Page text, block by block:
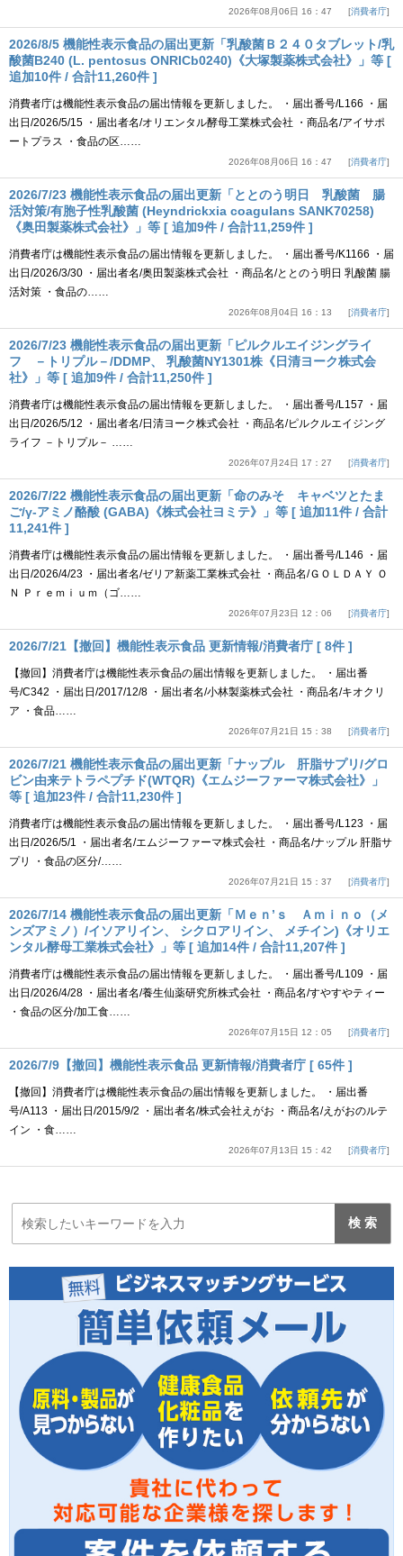
2026年08月06日 16：47 消費者庁
2026/8/5 機能性表示食品の届出更新「乳酸菌Ｂ２４０タブレット/乳
酸菌B240 (L. pentosus ONRICb0240)《大塚製薬株式会社》」等 [
追加10件 / 合計11,260件 ]
消費者庁は機能性表示食品の届出情報を更新しました。 ・届出番号/L166 ・届
出日/2026/5/15 ・届出者名/オリエンタル酵母工業株式会社 ・商品名/アイサポ
ートプラス ・食品の区……
2026年08月06日 16：47 消費者庁
2026/7/23 機能性表示食品の届出更新「ととのう明日 乳酸菌 腸
活対策/有胞子性乳酸菌 (Heyndrickxia coagulans SANK70258)
《奥田製薬株式会社》」等 [ 追加9件 / 合計11,259件 ]
消費者庁は機能性表示食品の届出情報を更新しました。 ・届出番号/K1166 ・届
出日/2026/3/30 ・届出者名/奥田製薬株式会社 ・商品名/ととのう明日 乳酸菌 腸
活対策 ・食品の……
2026年08月04日 16：13 消費者庁
2026/7/23 機能性表示食品の届出更新「ピルクルエイジングライ
フ －トリプル－/DDMP、 乳酸菌NY1301株《日清ヨーク株式会
社》」等 [ 追加9件 / 合計11,250件 ]
消費者庁は機能性表示食品の届出情報を更新しました。 ・届出番号/L157 ・届
出日/2026/5/12 ・届出者名/日清ヨーク株式会社 ・商品名/ピルクルエイジング
ライフ －トリプル－ ……
2026年07月24日 17：27 消費者庁
2026/7/22 機能性表示食品の届出更新「命のみそ キャベツとたま
ご/γ-アミノ酪酸 (GABA)《株式会社ヨミテ》」等 [ 追加11件 / 合計
11,241件 ]
消費者庁は機能性表示食品の届出情報を更新しました。 ・届出番号/L146 ・届
出日/2026/4/23 ・届出者名/ゼリア新薬工業株式会社 ・商品名/ＧＯＬＤＡＹ Ｏ
Ｎ Ｐｒｅｍｉｕｍ（ゴ……
2026年07月23日 12：06 消費者庁
2026/7/21【撤回】機能性表示食品 更新情報/消費者庁 [ 8件 ]
【撤回】消費者庁は機能性表示食品の届出情報を更新しました。 ・届出番
号/C342 ・届出日/2017/12/8 ・届出者名/小林製薬株式会社 ・商品名/キオクリ
ア ・食品……
2026年07月21日 15：38 消費者庁
2026/7/21 機能性表示食品の届出更新「ナップル 肝脂サプリ/グロ
ビン由来テトラペプチド(WTQR)《エムジーファーマ株式会社》」
等 [ 追加23件 / 合計11,230件 ]
消費者庁は機能性表示食品の届出情報を更新しました。 ・届出番号/L123 ・届
出日/2026/5/1 ・届出者名/エムジーファーマ株式会社 ・商品名/ナップル 肝脂サ
プリ ・食品の区分/……
2026年07月21日 15：37 消費者庁
2026/7/14 機能性表示食品の届出更新「Ｍｅｎ’ｓ Ａｍｉｎｏ（メ
ンズアミノ）/イソアリイン、 シクロアリイン、 メチイン)《オリエ
ンタル酵母工業株式会社》」等 [ 追加14件 / 合計11,207件 ]
消費者庁は機能性表示食品の届出情報を更新しました。 ・届出番号/L109 ・届
出日/2026/4/28 ・届出者名/養生仙薬研究所株式会社 ・商品名/すやすやティー
・食品の区分/加工食……
2026年07月15日 12：05 消費者庁
2026/7/9【撤回】機能性表示食品 更新情報/消費者庁 [ 65件 ]
【撤回】消費者庁は機能性表示食品の届出情報を更新しました。 ・届出番
号/A113 ・届出日/2015/9/2 ・届出者名/株式会社えがお ・商品名/えがおのルテ
イン ・食……
2026年07月13日 15：42 消費者庁